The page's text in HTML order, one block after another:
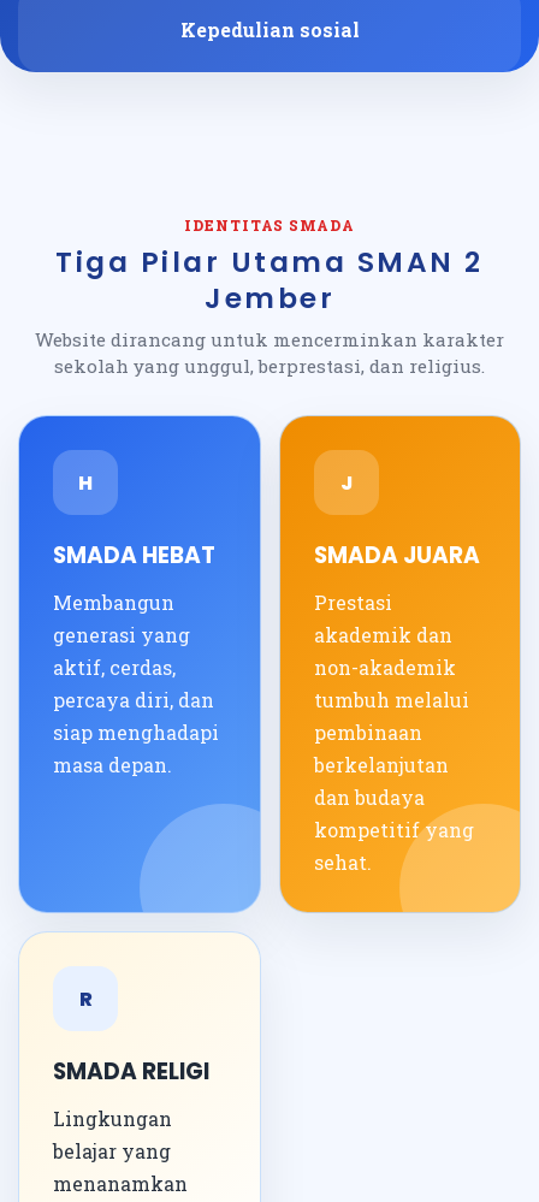
Kepedulian sosial
IDENTITAS SMADA
Tiga Pilar Utama SMAN 2
Jember
Website dirancang untuk mencerminkan karakter
sekolah yang unggul, berprestasi, dan religius.
H
SMADA HEBAT
Membangun
generasi yang
aktif, cerdas,
percaya diri, dan
siap menghadapi
masa depan.
J
SMADA JUARA
Prestasi
akademik dan
non-akademik
tumbuh melalui
pembinaan
berkelanjutan
dan budaya
kompetitif yang
sehat.
R
SMADA RELIGI
Lingkungan
belajar yang
menanamkan